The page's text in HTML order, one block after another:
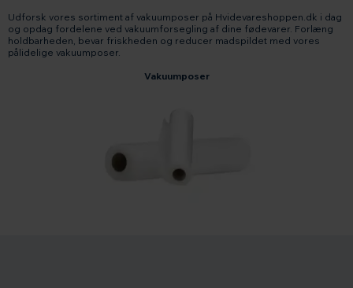
Udforsk vores sortiment af vakuumposer på Hvidevareshoppen.dk i dag
og opdag fordelene ved vakuumforsegling af dine fødevarer. Forlæng
holdbarheden, bevar friskheden og reducer madspildet med vores
pålidelige vakuumposer.
Vakuumposer